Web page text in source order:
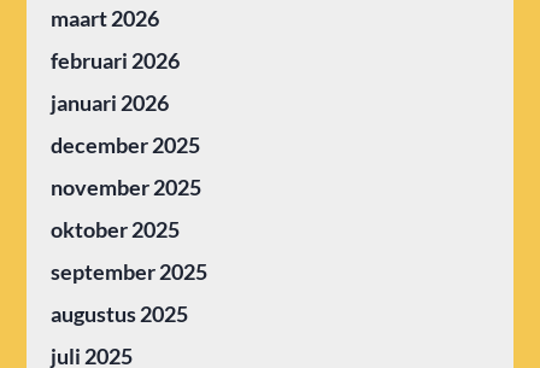
maart 2026
februari 2026
januari 2026
december 2025
november 2025
oktober 2025
september 2025
augustus 2025
juli 2025